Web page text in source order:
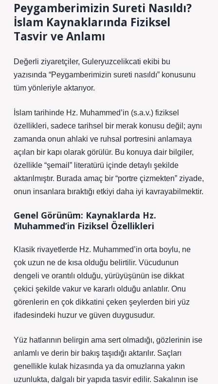
Peygamberimizin Sureti Nasıldı?
İslam Kaynaklarında Fiziksel
Tasvir ve Anlamı
Değerli ziyaretçiler, Guleryuzcelikcati ekibi bu
yazısında “Peygamberimizin sureti nasıldı” konusunu
tüm yönleriyle aktarıyor.
İslam tarihinde Hz. Muhammed’in (s.a.v.) fiziksel
özellikleri, sadece tarihsel bir merak konusu değil; aynı
zamanda onun ahlaki ve ruhsal portresini anlamaya
açılan bir kapı olarak görülür. Bu konuya dair bilgiler,
özellikle “şemail” literatürü içinde detaylı şekilde
aktarılmıştır. Burada amaç bir “portre çizmekten” ziyade,
onun insanlara bıraktığı etkiyi daha iyi kavrayabilmektir.
Genel Görünüm: Kaynaklarda Hz.
Muhammed’in Fiziksel Özellikleri
Klasik rivayetlerde Hz. Muhammed’in orta boylu, ne
çok uzun ne de kısa olduğu belirtilir. Vücudunun
dengeli ve orantılı olduğu, yürüyüşünün ise dikkat
çekici şekilde vakur ve kararlı olduğu anlatılır. Onu
görenlerin en çok dikkatini çeken şeylerden biri yüz
ifadesindeki huzur ve güven duygusudur.
Yüz hatlarının belirgin ama sert olmadığı, gözlerinin ise
anlamlı ve derin bir bakış taşıdığı aktarılır. Saçları
genellikle kulak hizasında ya da omuzlarına yakın
uzunlukta, dalgalı bir yapıda tasvir edilir. Sakalının ise